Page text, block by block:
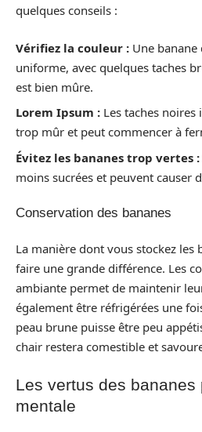
quelques conseils :
Vérifiez la couleur : Une banane
uniforme, avec quelques taches
est bien mûre.
Lorem Ipsum : Les taches
trop mûr et peut commencer à
Évitez les bananes trop vertes :
moins sucrées et peuvent causer
Conservation des bananes
La manière dont vous stockez les
faire une grande différence. Les
ambiante permet de maintenir
également être réfrigérées une
peau brune puisse être peu
chair restera comestible et
Les vertus des bananes
mentale